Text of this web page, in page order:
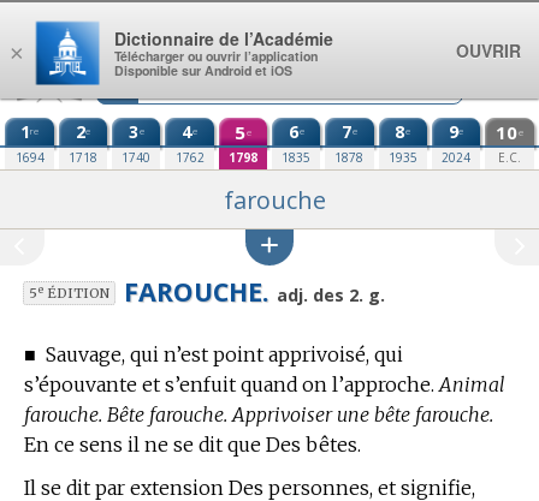
Aller au contenu
1re
1694
2e
1718
3e
1740
4e
1762
5e
1798
6e
1835
7e
1878
8e
1935
9e
2024
10e
E.C.
farouche
5eÉDITION FAROUCHE. adj. des 2. g.
■ Sauvage, qui n’est point apprivoisé, qui
s’épouvante et s’enfuit quand on l’approche. Animal
farouche. Bête farouche. Apprivoiser une bête farouche.
En ce sens il ne se dit que Des bêtes.
Il se dit par extension Des personnes, et signifie,
×
Dictionnaire de l’Académie
Télécharger ou ouvrir l’application
Disponible sur Android et iOS
OUVRIR